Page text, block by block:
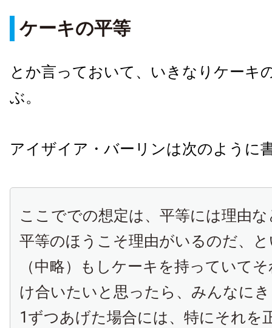
ケーキの平等
とか言っておいて、いきなりケーキ
ぶ。
アイザイア・バーリンは次のように
ここででの想定は、平等には理由
平等のほうこそ理由がいるのだ、
（中略）もしケーキを持っていて
け合いたいと思ったら、みんなに
1ずつあげた場合には、特にそれを